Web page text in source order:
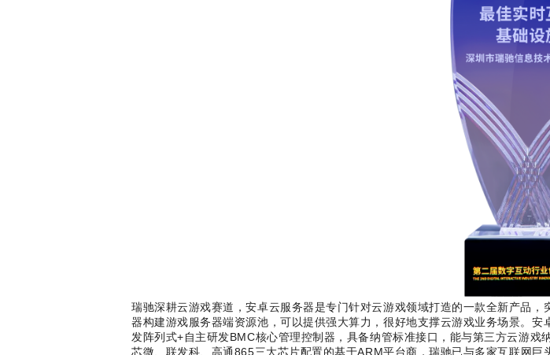
瑞驰深耕云游戏赛道，安卓云服务器是专门针对云游戏领域打造的一款全新产品
器构建游戏服务器端资源池，可以提供强大算力，很好地支撑云游戏业务场景。
发阵列式+自主研发BMC核心管理控制器，具备纳管标准接口，能与第三方云游
芯微、联发科、高通865三大芯片配置的基于ARM平台商，瑞驰已与多家互联网